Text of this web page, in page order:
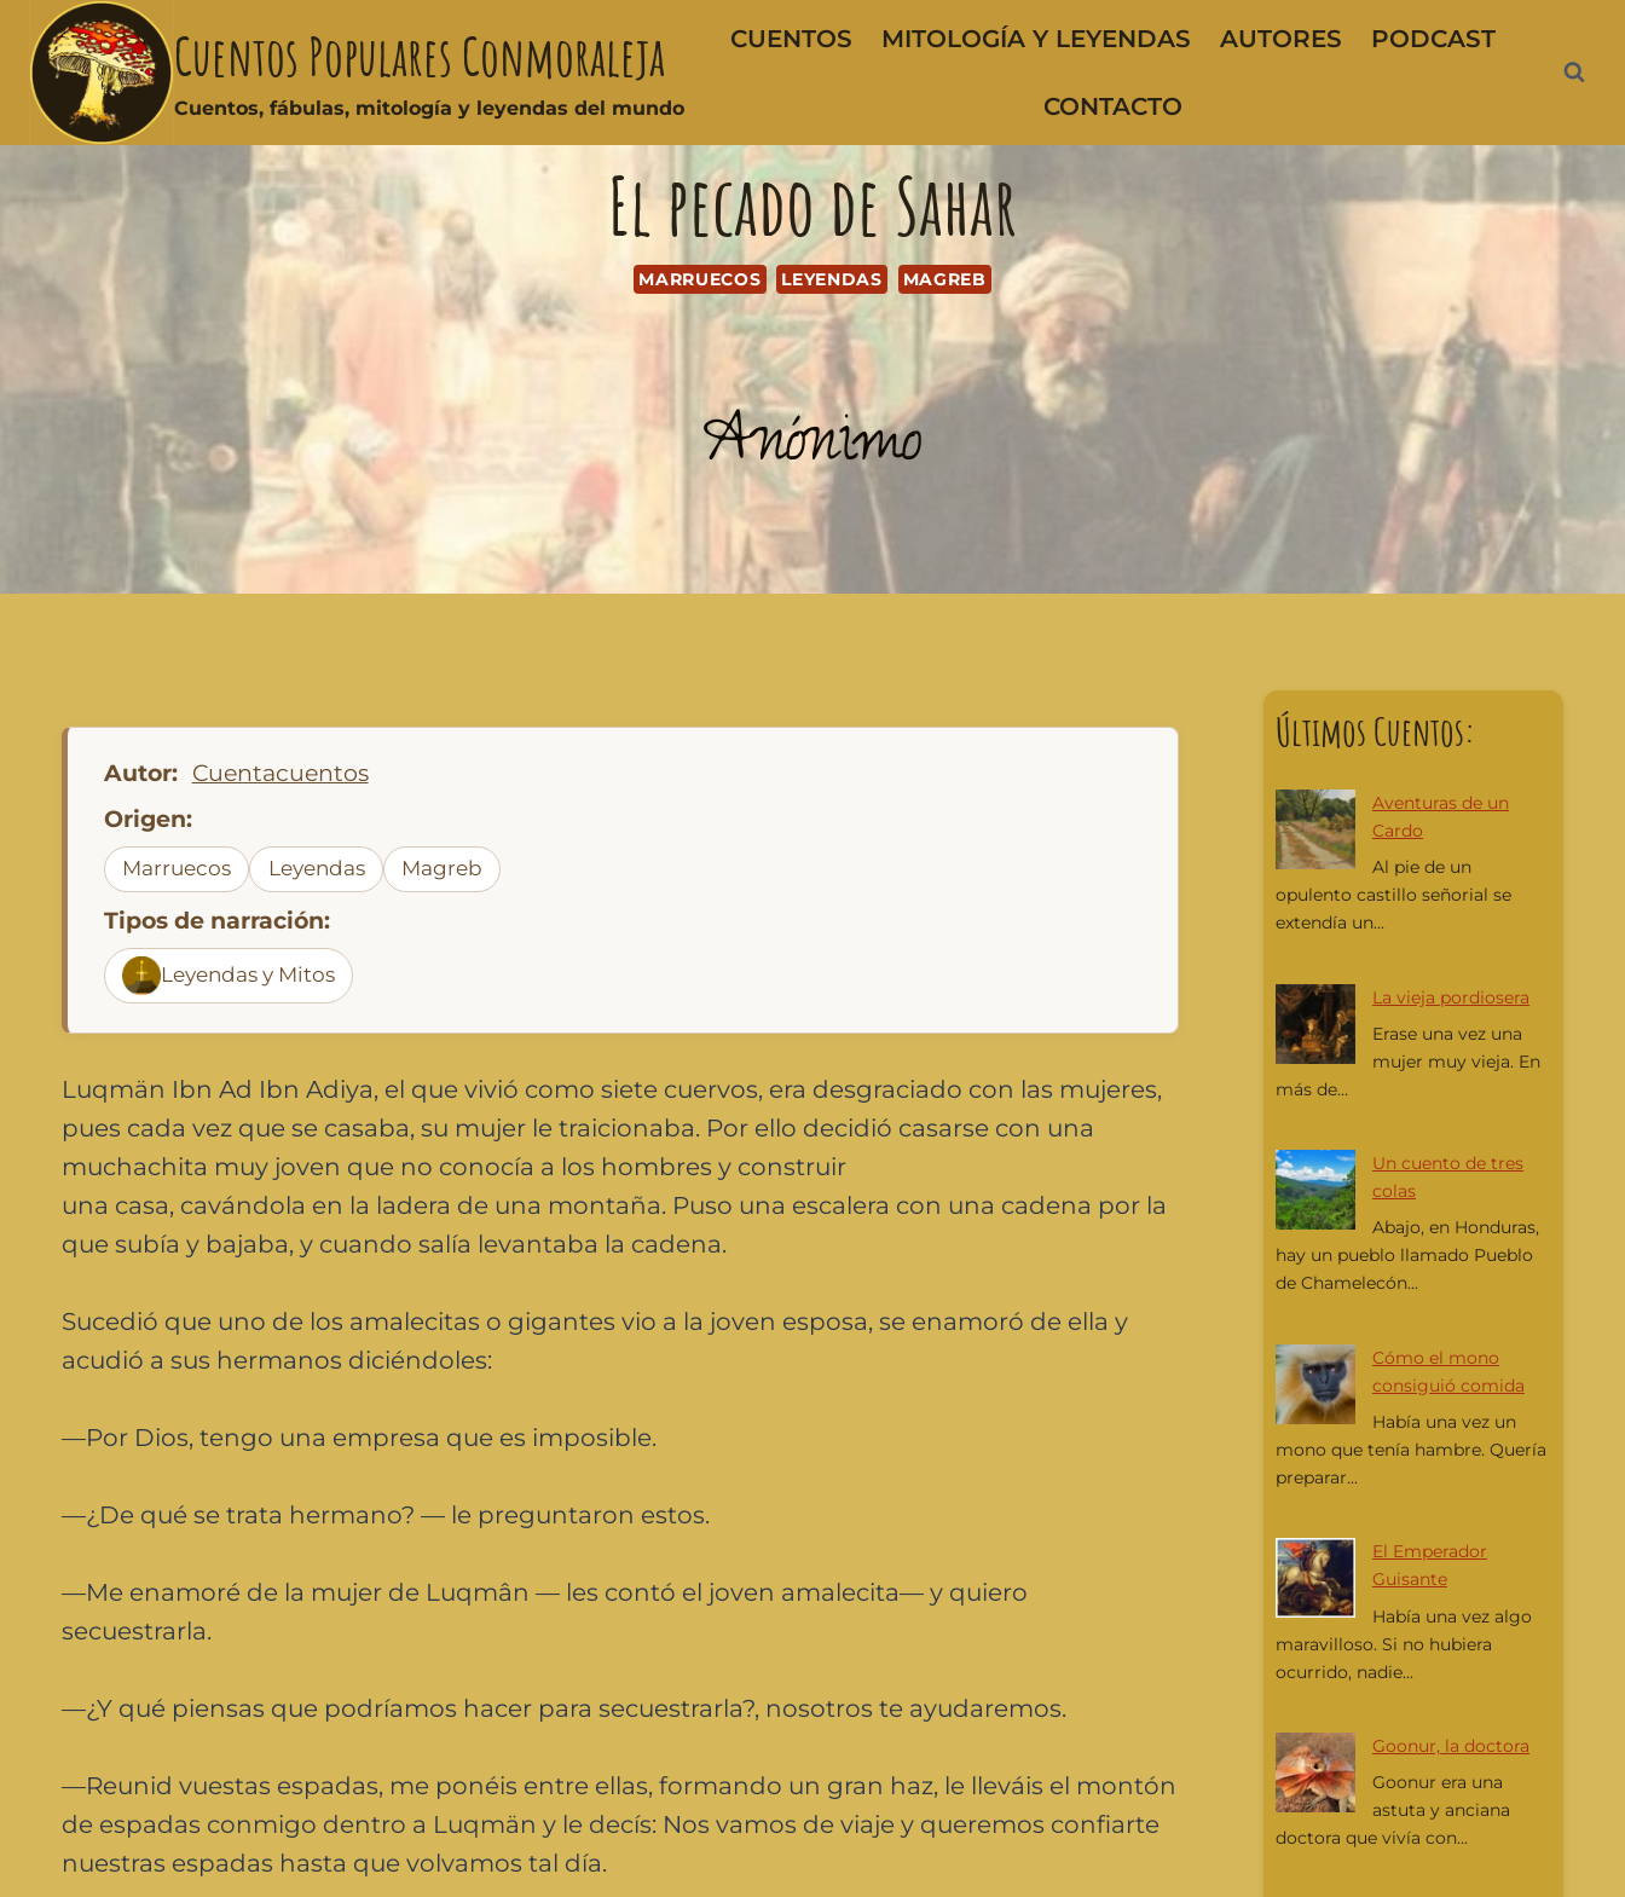
Cuentos Populares Conmoraleja
Cuentos, fábulas, mitología y leyendas del mundo
CUENTOS MITOLOGÍA Y LEYENDAS AUTORES PODCAST
CONTACTO
El pecado de Sahar
MARRUECOS LEYENDAS MAGREB
Anónimo
Autor: Cuentacuentos
Origen:
Marruecos Leyendas Magreb
Tipos de narración:
Leyendas y Mitos
Luqmän Ibn Ad Ibn Adiya, el que vivió como siete cuervos, era desgraciado con las mujeres,
pues cada vez que se casaba, su mujer le traicionaba. Por ello decidió casarse con una
muchachita muy joven que no conocía a los hombres y construir
una casa, cavándola en la ladera de una montaña. Puso una escalera con una cadena por la
que subía y bajaba, y cuando salía levantaba la cadena.
Sucedió que uno de los amalecitas o gigantes vio a la joven esposa, se enamoró de ella y
acudió a sus hermanos diciéndoles:
—Por Dios, tengo una empresa que es imposible.
—¿De qué se trata hermano? — le preguntaron estos.
—Me enamoré de la mujer de Luqmân — les contó el joven amalecita— y quiero
secuestrarla.
—¿Y qué piensas que podríamos hacer para secuestrarla?, nosotros te ayudaremos.
—Reunid vuestas espadas, me ponéis entre ellas, formando un gran haz, le lleváis el montón
de espadas conmigo dentro a Luqmän y le decís: Nos vamos de viaje y queremos confiarte
nuestras espadas hasta que volvamos tal día.
Últimos Cuentos:
Aventuras de un
Cardo
Al pie de un
opulento castillo señorial se
extendía un...
La vieja pordiosera
Erase una vez una
mujer muy vieja. En
más de...
Un cuento de tres
colas
Abajo, en Honduras,
hay un pueblo llamado Pueblo
de Chamelecón...
Cómo el mono
consiguió comida
Había una vez un
mono que tenía hambre. Quería
preparar...
El Emperador
Guisante
Había una vez algo
maravilloso. Si no hubiera
ocurrido, nadie...
Goonur, la doctora
Goonur era una
astuta y anciana
doctora que vivía con...